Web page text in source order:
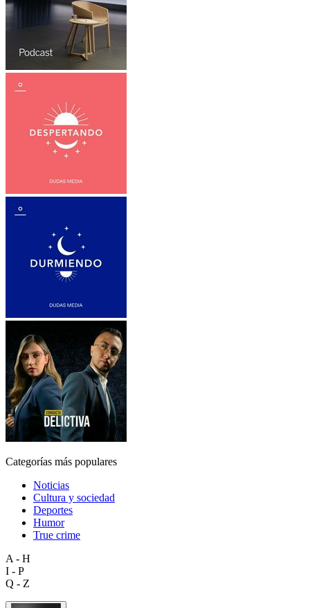
Categorías más populares
Noticias
Cultura y sociedad
Deportes
Humor
True crime
A - H
I - P
Q - Z